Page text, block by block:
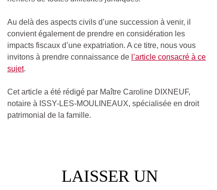
Au delà des aspects civils d’une succession à venir, il
convient également de prendre en considération les
impacts fiscaux d’une expatriation. A ce titre, nous vous
invitons à prendre connaissance de l’article consacré à ce
sujet.
Cet article a été rédigé par Maître Caroline DIXNEUF,
notaire à ISSY-LES-MOULINEAUX, spécialisée en droit
patrimonial de la famille.
LAISSER UN